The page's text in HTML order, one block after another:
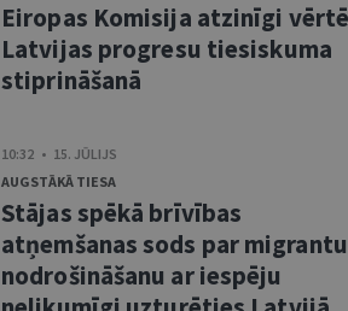
Eiropas Komisija atzinīgi vērtē
Latvijas progresu tiesiskuma
stiprināšanā
10:32 • 15. JŪLIJS
AUGSTĀKĀ TIESA
Stājas spēkā brīvības
atņemšanas sods par migrantu
nodrošināšanu ar iespēju